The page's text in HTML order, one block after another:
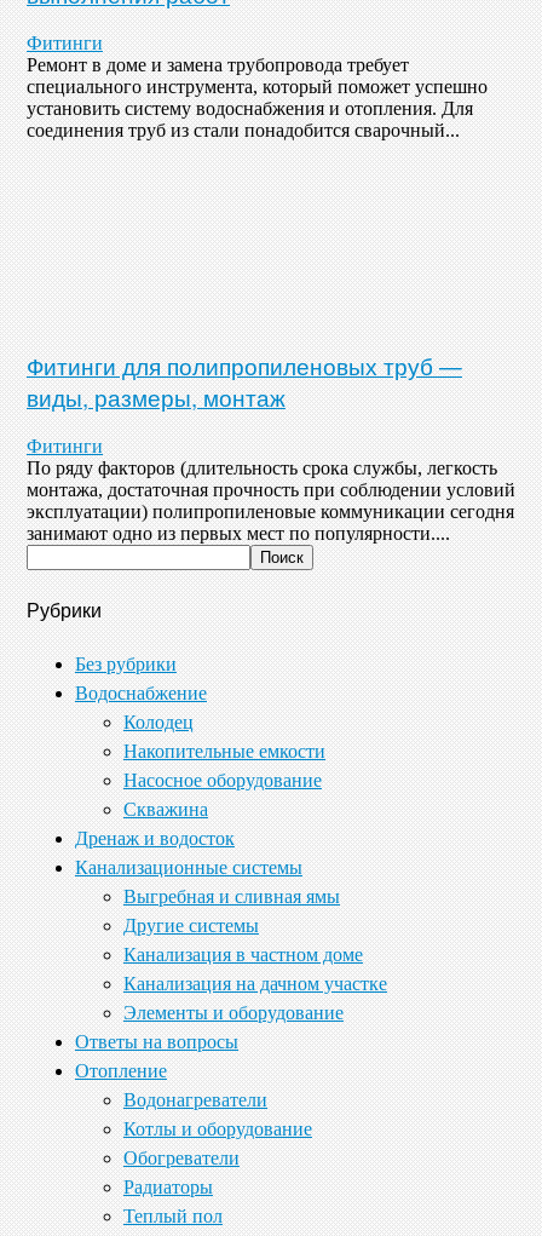
Фитинги
Ремонт в доме и замена трубопровода требует
специального инструмента, который поможет успешно
установить систему водоснабжения и отопления. Для
соединения труб из стали понадобится сварочный...
Фитинги для полипропиленовых труб —
виды, размеры, монтаж
Фитинги
По ряду факторов (длительность срока службы, легкость
монтажа, достаточная прочность при соблюдении условий
эксплуатации) полипропиленовые коммуникации сегодня
занимают одно из первых мест по популярности....
Рубрики
Без рубрики
Водоснабжение
Колодец
Накопительные емкости
Насосное оборудование
Скважина
Дренаж и водосток
Канализационные системы
Выгребная и сливная ямы
Другие системы
Канализация в частном доме
Канализация на дачном участке
Элементы и оборудование
Ответы на вопросы
Отопление
Водонагреватели
Котлы и оборудование
Обогреватели
Радиаторы
Теплый пол